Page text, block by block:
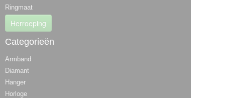
Ringmaat
Herroeping
Categorieën
Armband
Diamant
Hanger
Horloge